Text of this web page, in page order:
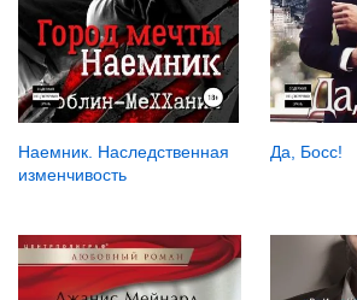
Наемник. Наследственная
изменчивость
Да, Босс!